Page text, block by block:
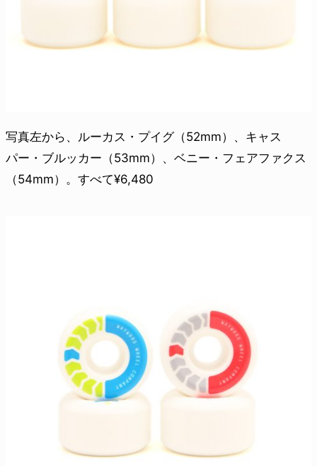
写真左から、ルーカス・プイグ（52mm）、キャス
パー・ブルッカー（53mm）、ベニー・フェアファクス
（54mm）。すべて¥6,480